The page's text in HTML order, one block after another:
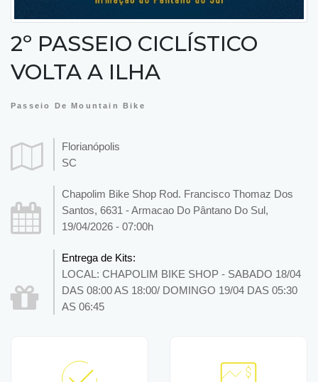
2º PASSEIO CICLÍSTICO
VOLTA A ILHA
Passeio De Mountain Bike
Florianópolis
SC
Chapolim Bike Shop Rod. Francisco Thomaz Dos
Santos, 6631 - Armacao Do Pântano Do Sul,
19/04/2026 - 07:00h
Entrega de Kits:
LOCAL: CHAPOLIM BIKE SHOP - SABADO 18/04
DAS 08:00 AS 18:00/ DOMINGO 19/04 DAS 05:30
AS 06:45